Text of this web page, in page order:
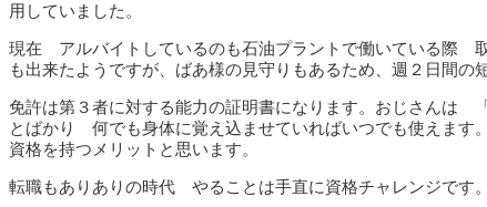
用していました。
現在 アルバイトしているのも石油プラントで働いている際
も出来たようですが、ばあ様の見守りもあるため、週２日間
免許は第３者に対する能力の証明書になります。おじさんは
とばかり 何でも身体に覚え込ませていればいつでも使えます
資格を持つメリットと思います。
転職もありありの時代 やることは手直に資格チャレンジです。